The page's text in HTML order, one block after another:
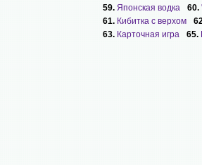
59. Японская водка 60.
61. Кибитка с верхом
63. Карточная игра 65.